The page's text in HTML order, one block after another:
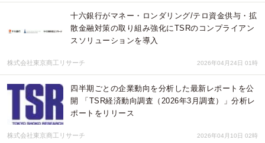
十六銀行がマネー・ロンダリング/テロ資金供与・拡
散金融対策の取り組み強化にTSRのコンプライアン
スソリューションを導入
株式会社東京商工リサーチ 2026年04月24日 01時
四半期ごとの企業動向を分析した最新レポートを公
開 「TSR経済動向調査（2026年3月調査）」分析レ
ポートをリリース
株式会社東京商工リサーチ 2026年04月10日 02時